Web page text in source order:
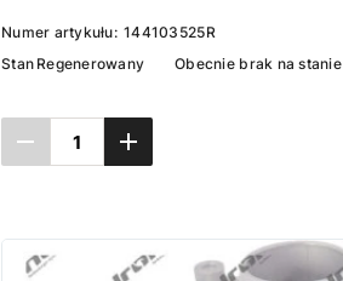
Numer artykułu: 144103525R
Stan Regenerowany Obecnie brak na stanie